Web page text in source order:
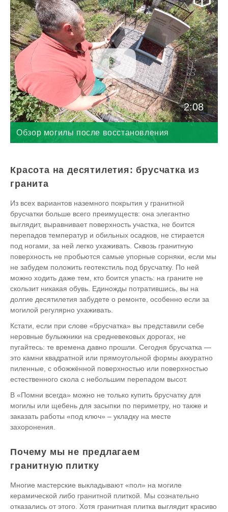
2:08
Обзор могилы после восстановления
Красота на десятилетия: брусчатка из
гранита
Из всех вариантов наземного покрытия у гранитной
брусчатки больше всего преимуществ: она элегантно
выглядит, выравнивает поверхность участка, не боится
перепадов температур и обильных осадков, не стирается
под ногами, за ней легко ухаживать. Сквозь гранитную
поверхность не пробьются самые упорные сорняки, если мы
не забудем положить геотекстиль под брусчатку. По ней
можно ходить даже тем, кто боится упасть: на граните не
скользит никакая обувь. Единожды потратившись, вы на
долгие десятилетия забудете о ремонте, особенно если за
могилой регулярно ухаживать.
Кстати, если при слове «брусчатка» вы представили себе
неровные булыжники на средневековых дорогах, не
пугайтесь: те времена давно прошли. Сегодня брусчатка —
это камни квадратной или прямоугольной формы аккуратно
пиленные, с обожжённой поверхностью или поверхностью
естественного скола с небольшим перепадом высот.
В «Помни всегда» можно не только купить брусчатку для
могилы или щебень для засыпки по периметру, но также и
заказать работы «под ключ» – укладку на месте
захоронения.
Почему мы не предлагаем
гранитную плитку
Многие мастерские выкладывают «пол» на могиле
керамической либо гранитной плиткой. Мы сознательно
отказались от этого. Хотя гранитная плитка выглядит красиво